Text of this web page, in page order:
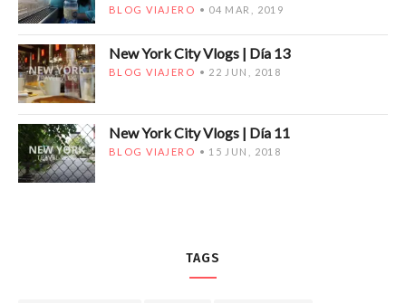
BLOG VIAJERO 04 MAR, 2019
New York City Vlogs | Día 13
BLOG VIAJERO 22 JUN, 2018
New York City Vlogs | Día 11
BLOG VIAJERO 15 JUN, 2018
TAGS